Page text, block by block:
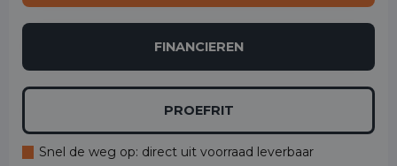
FINANCIEREN
PROEFRIT
Snel de weg op: direct uit voorraad leverbaar